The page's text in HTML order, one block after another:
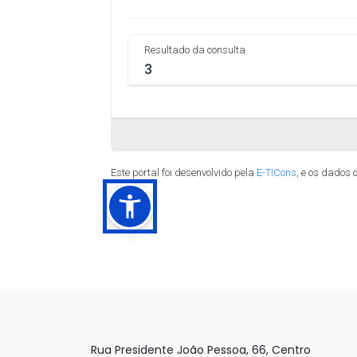
Rua Presidente João Pessoa, 66, Centro